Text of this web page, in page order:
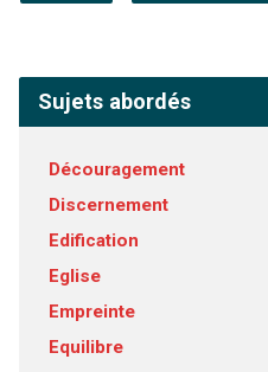
Sujets abordés
Découragement
Discernement
Edification
Eglise
Empreinte
Equilibre